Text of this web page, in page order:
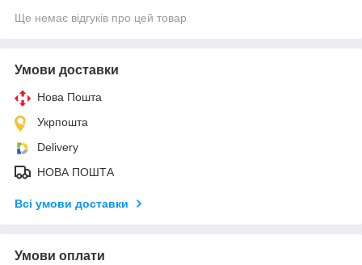
Ще немає відгуків про цей товар
Умови доставки
Нова Пошта
Укрпошта
Delivery
НОВА ПОШТА
Всі умови доставки
Умови оплати